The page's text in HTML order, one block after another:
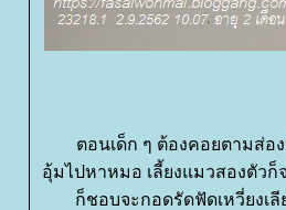
ตอนเด็ก ๆ ต้องคอยตามส่อ
อุ้มไปหาหมอ เลี้ยงแมวสองตัวก็
ก็ชอบจะกอดรัดฟัดเหวี่ยงเ